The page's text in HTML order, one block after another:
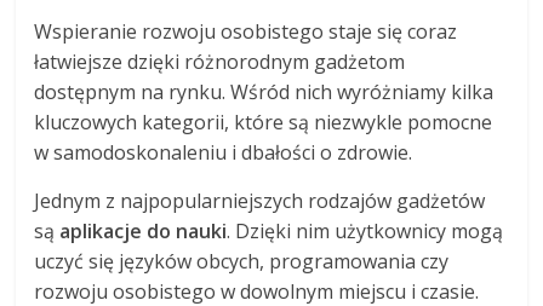
Wspieranie rozwoju osobistego staje się coraz
łatwiejsze dzięki różnorodnym gadżetom
dostępnym na rynku. Wśród nich wyróżniamy kilka
kluczowych kategorii, które są niezwykle pomocne
w samodoskonaleniu i dbałości o zdrowie.
Jednym z najpopularniejszych rodzajów gadżetów
są aplikacje do nauki. Dzięki nim użytkownicy mogą
uczyć się języków obcych, programowania czy
rozwoju osobistego w dowolnym miejscu i czasie.